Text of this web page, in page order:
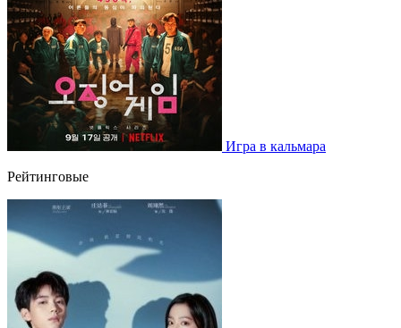
Игра в кальмара
Рейтинговые